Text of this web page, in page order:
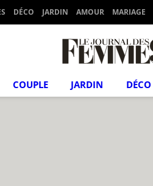
DÉCO JARDIN AMOUR MARIAGE
COUPLE JARDIN DÉCO